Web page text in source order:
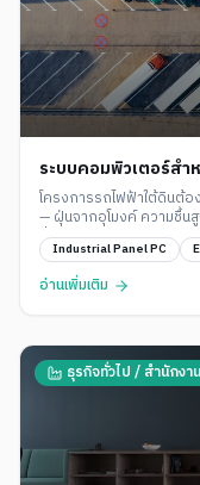
ระบบคอมพิวเตอร์สำ
โครงการรถไฟฟ้าใต้ดินต้
— ฝุ่นจากอุโมงค์ ความชื้น
ชั่วโมงไม่หยุดพัก สำหรับร
Industrial Panel PC
อ่านเพิ่มเติม
ธุรกิจทั่วไป / สำนักงา